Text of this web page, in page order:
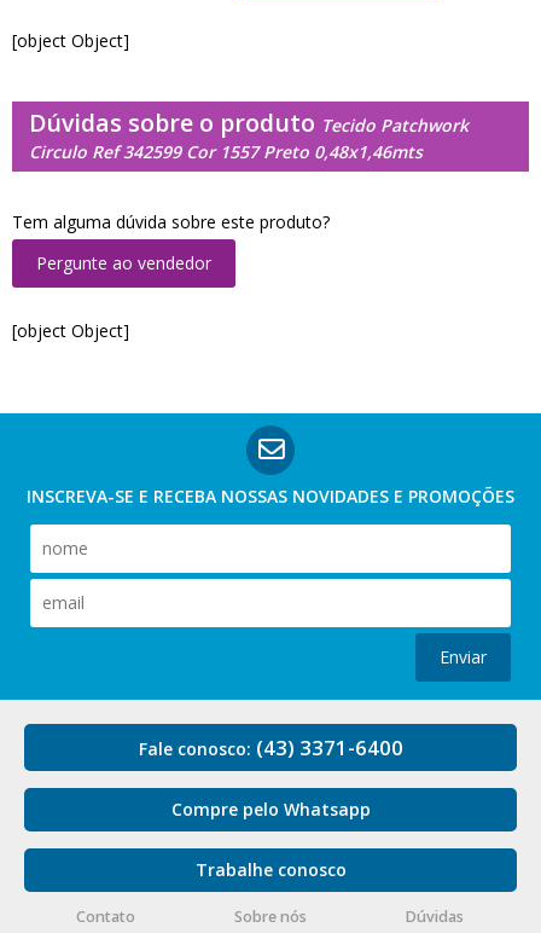
[object Object]
Dúvidas sobre o produto Tecido Patchwork
Circulo Ref 342599 Cor 1557 Preto 0,48x1,46mts
Tem alguma dúvida sobre este produto?
Pergunte ao vendedor
[object Object]
INSCREVA-SE E RECEBA NOSSAS NOVIDADES E PROMOÇÕES
Enviar
Fale conosco: (43) 3371-6400
Compre pelo Whatsapp
Trabalhe conosco
Contato Sobre nós Dúvidas